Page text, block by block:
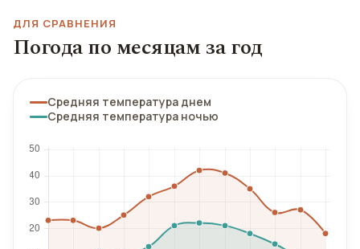
ДЛЯ СРАВНЕНИЯ
Погода по месяцам за год
Средняя температура днем
Средняя температура ночью